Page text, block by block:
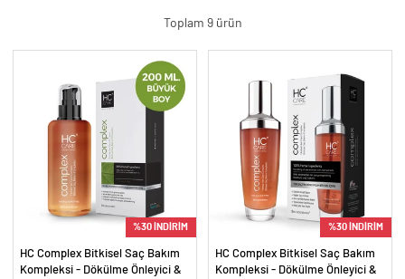
Toplam 9 ürün
%30 İNDİRİM
HC Complex Bitkisel Saç Bakım
Kompleksi - Dökülme Önleyici &
%30 İNDİRİM
HC Complex Bitkisel Saç Bakım
Kompleksi - Dökülme Önleyici &